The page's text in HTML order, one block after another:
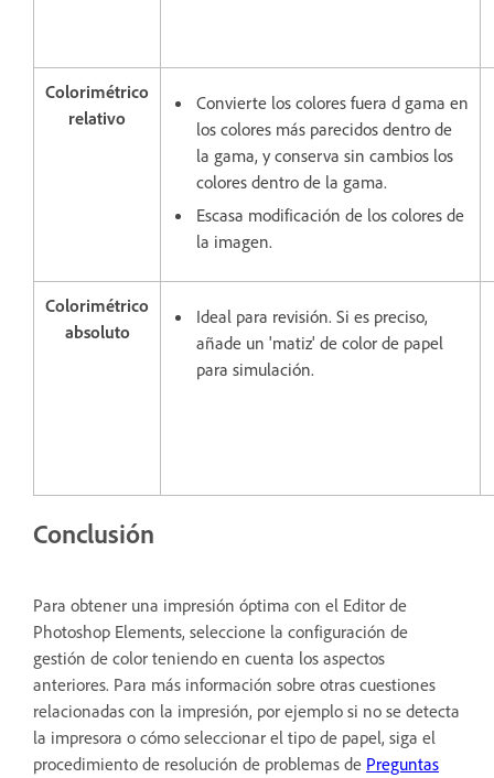
Colorimétrico
relativo
Convierte los colores fuera d gama en
los colores más parecidos dentro de
la gama, y conserva sin cambios los
colores dentro de la gama.
Escasa modificación de los colores de
la imagen.
Colorimétrico
absoluto
Ideal para revisión. Si es preciso,
añade un 'matiz' de color de papel
para simulación.
Conclusión
Para obtener una impresión óptima con el Editor de
Photoshop Elements, seleccione la configuración de
gestión de color teniendo en cuenta los aspectos
anteriores. Para más información sobre otras cuestiones
relacionadas con la impresión, por ejemplo si no se detecta
la impresora o cómo seleccionar el tipo de papel, siga el
procedimiento de resolución de problemas de Preguntas